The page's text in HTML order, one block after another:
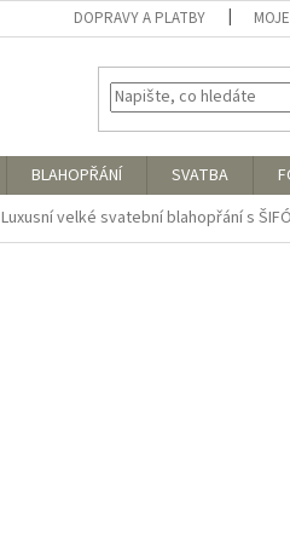
DOPRAVY A PLATBY
BLAHOPŘÁNÍ SVATBA
Luxusní velké svatební blahopřání s